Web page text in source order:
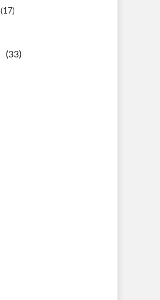
(17)
(33)